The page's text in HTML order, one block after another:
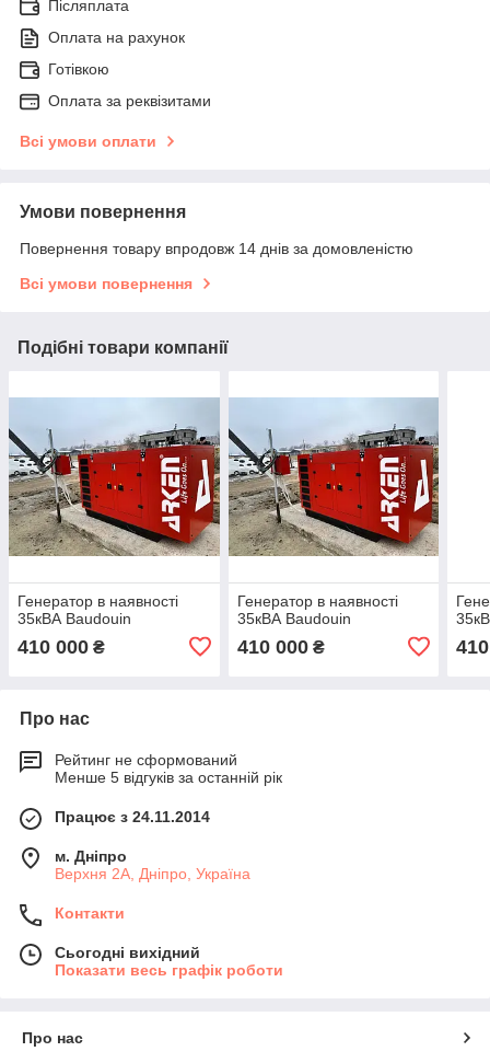
Післяплата
Оплата на рахунок
Готівкою
Оплата за реквізитами
Всі умови оплати
Умови повернення
Повернення товару впродовж 14 днів за домовленістю
Всі умови повернення
Подібні товари компанії
Генератор в наявності
35кВА Baudouin
410 000 ₴
Генератор в наявності
35кВА Baudouin
410 000₴
Про нас
Рейтинг не сформований
Менше 5 відгуків за останній рік
Працює з 24.11.2014
м. Дніпро
Верхня 2А, Дніпро, Україна
Контакти
Сьогодні вихідний
Показати весь графік роботи
Про нас